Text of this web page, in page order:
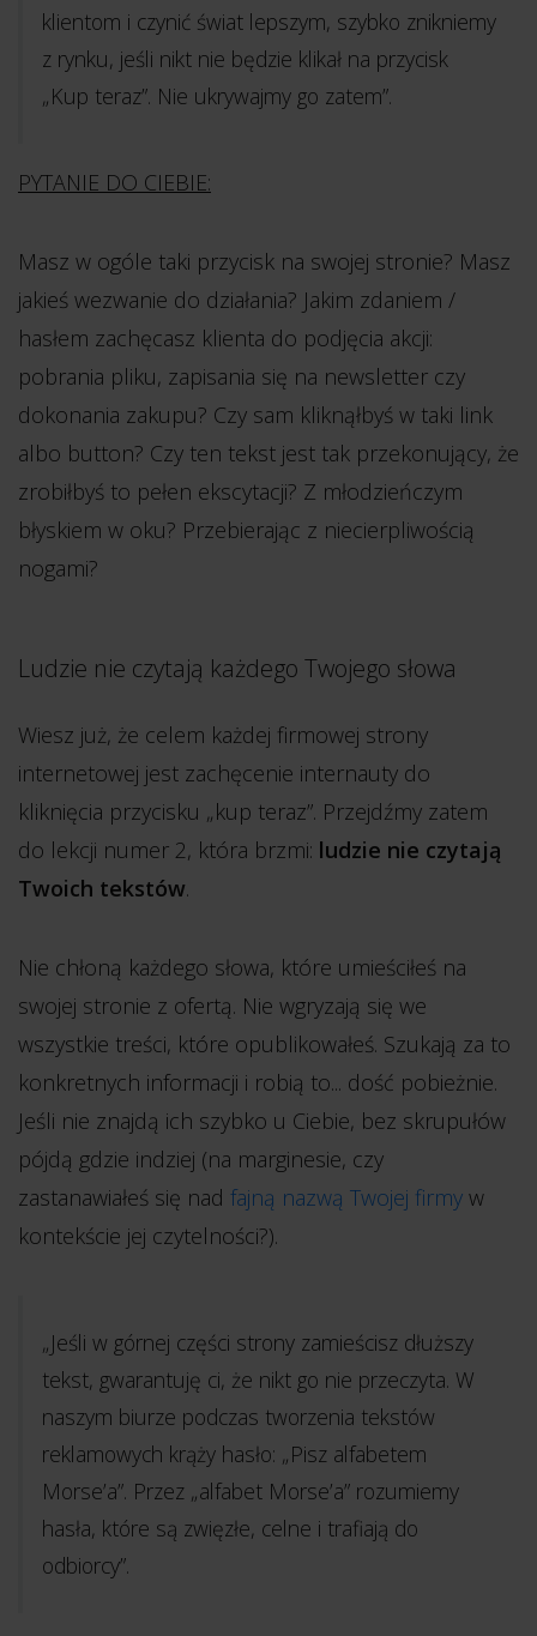
klientom i czynić świat lepszym, szybko znikniemy
z rynku, jeśli nikt nie będzie klikał na przycisk
„Kup teraz”. Nie ukrywajmy go zatem”.
PYTANIE DO CIEBIE:
Masz w ogóle taki przycisk na swojej stronie? Masz
jakieś wezwanie do działania? Jakim zdaniem /
hasłem zachęcasz klienta do podjęcia akcji:
pobrania pliku, zapisania się na newsletter czy
dokonania zakupu? Czy sam kliknąłbyś w taki link
albo button? Czy ten tekst jest tak przekonujący, że
zrobiłbyś to pełen ekscytacji? Z młodzieńczym
błyskiem w oku? Przebierając z niecierpliwością
nogami?
Ludzie nie czytają każdego Twojego słowa
Wiesz już, że celem każdej firmowej strony
internetowej jest zachęcenie internauty do
kliknięcia przycisku „kup teraz”. Przejdźmy zatem
do lekcji numer 2, która brzmi: ludzie nie czytają
Twoich tekstów.
Nie chłoną każdego słowa, które umieściłeś na
swojej stronie z ofertą. Nie wgryzają się we
wszystkie treści, które opublikowałeś. Szukają za to
konkretnych informacji i robią to... dość pobieżnie.
Jeśli nie znajdą ich szybko u Ciebie, bez skrupułów
pójdą gdzie indziej (na marginesie, czy
zastanawiałeś się nad fajną nazwą Twojej firmy w
kontekście jej czytelności?).
„Jeśli w górnej części strony zamieścisz dłuższy
tekst, gwarantuję ci, że nikt go nie przeczyta. W
naszym biurze podczas tworzenia tekstów
reklamowych krąży hasło: „Pisz alfabetem
Morse’a”. Przez „alfabet Morse’a” rozumiemy
hasła, które są zwięzłe, celne i trafiają do
odbiorcy”.